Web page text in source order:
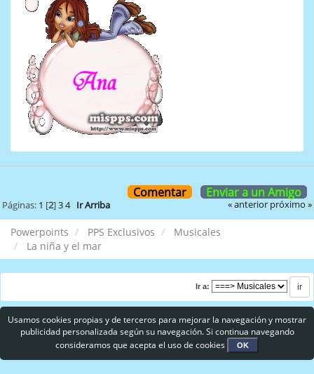
Comentar Enviar a un Amigo
Páginas: 1 [2]3 4 Ir Arriba « anterior próximo »
Powerpoints PPS Exclusivos
Musicales
La niña y el mar
Ir a:
Usamos cookies propias y de terceros para mejorar la navegación y mostrar
publicidad personalizada según su navegación. Si continua navegando
consideramos que acepta el uso de cookies
OK